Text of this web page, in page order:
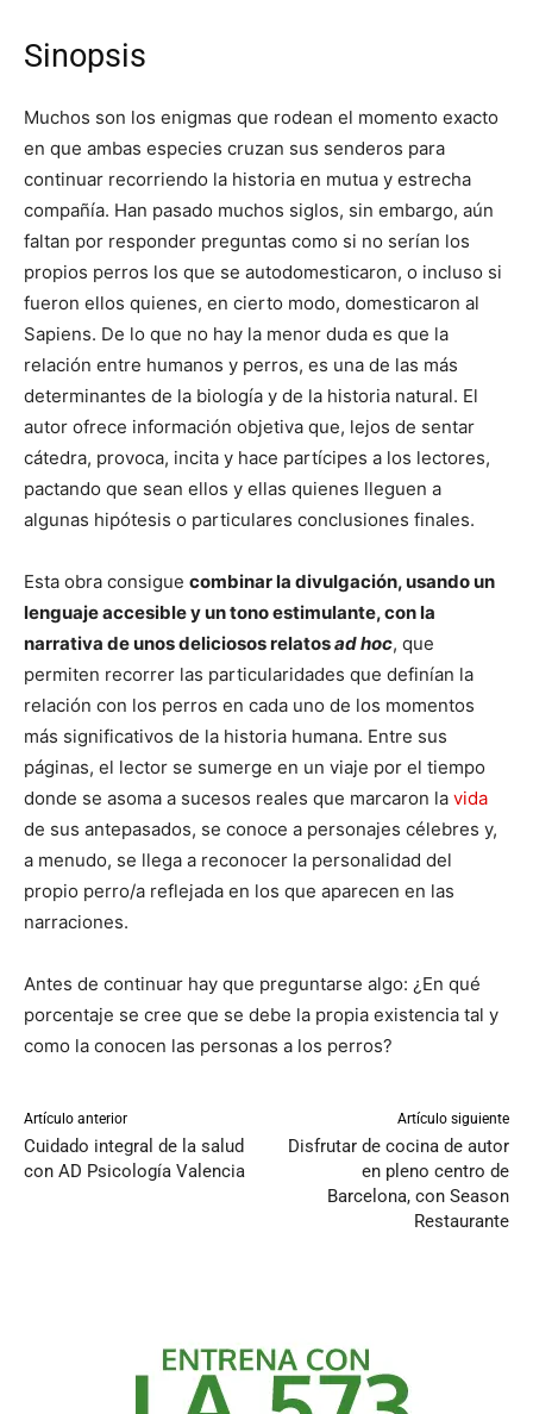
Sinopsis
Muchos son los enigmas que rodean el momento exacto
en que ambas especies cruzan sus senderos para
continuar recorriendo la historia en mutua y estrecha
compañía. Han pasado muchos siglos, sin embargo, aún
faltan por responder preguntas como si no serían los
propios perros los que se autodomesticaron, o incluso si
fueron ellos quienes, en cierto modo, domesticaron al
Sapiens. De lo que no hay la menor duda es que la
relación entre humanos y perros, es una de las más
determinantes de la biología y de la historia natural. El
autor ofrece información objetiva que, lejos de sentar
cátedra, provoca, incita y hace partícipes a los lectores,
pactando que sean ellos y ellas quienes lleguen a
algunas hipótesis o particulares conclusiones finales.
Esta obra consigue combinar la divulgación, usando un
lenguaje accesible y un tono estimulante, con la
narrativa de unos deliciosos relatosad hoc, que
permiten recorrer las particularidades que definían la
relación con los perros en cada uno de los momentos
más significativos de la historia humana. Entre sus
páginas, el lector se sumerge en un viaje por el tiempo
donde se asoma a sucesos reales que marcaron la vida
de sus antepasados, se conoce a personajes célebres y,
a menudo, se llega a reconocer la personalidad del
propio perro/a reflejada en los que aparecen en las
narraciones.
Antes de continuar hay que preguntarse algo: ¿En qué
porcentaje se cree que se debe la propia existencia tal y
como la conocen las personas a los perros?
Artículo anterior
Cuidado integral de la salud
con AD Psicología Valencia
Artículo siguiente
Disfrutar de cocina de autor
en pleno centro de
Barcelona, con Season
Restaurante